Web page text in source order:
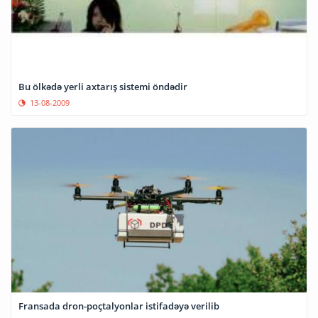
Bu ölkədə yerli axtarış sistemi öndədir
13-08-2009
Fransada dron-poçtalyonlar istifadəyə verilib